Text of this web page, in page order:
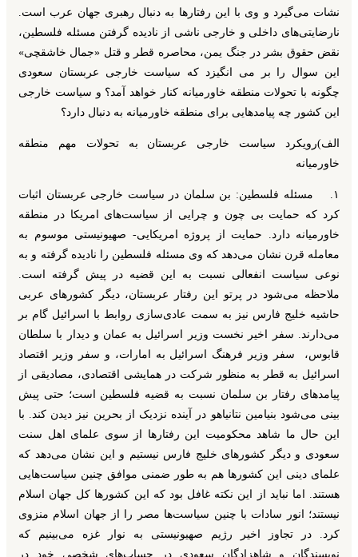
نشات می‌گیرد و وی با این رفتارها به دنبال رهبری جهان عرب است.
نارضایتی‌های داخلی و خارجی ناشی از نادیده گرفتن مسئله فلسطین،
نقض حقوق بشر در جنگ یمن، محاصره قطر و قتل «جمال خاشقچی»
این سوال را بر می انگیزد که سیاست خارجی عربستان سعودی
چگونه با تحولات منطقه خاورمیانه کنار خواهد آمد؟ و سیاست خارجی
این کشور چه پیامدهایی برای منطقه خاورمیانه به دنبال دارد؟
الف)رویکرد سیاست خارجی عربستان به تحولات مهم منطقه
خاورمیانه
۱.
مسئله فلسطین: بن سلمان در سیاست خارجی عربستان اثبات
کرد که حمایت بی چون و چرایی از سیاست‌های امریکا در منطقه
خاورمیانه دارد. حمایت از پروژه امریکایی- صهیونیستی موسوم به
معامله قرن نشان می‌دهد که وی مسئله فلسطین را نادیده گرفته و به
نوعی سیاست انفعالی نسبت به این قضیه در پیش گرفته است.
ملاحظه می‌شود در پرتو این رفتار عربستان، دیگر کشورهای عربی
حاشیه خلیج فارس نیز به سمت عادی‌سازی روابط با اسرائیل گام بر
می‌دارند. سفر اخیر نخست وزیر اسرائیل به عمان و دیدار با سلطان
قابوس، سفر وزیر فرهنگ اسرائیل به امارات، و سفر وزیر اقتصاد
اسرائیل به قطر به منظور شرکت در همایشی اقتصادی، مصادیقی از
پیامدهای رفتار بن سلمان نسبت به قضیه فلسطین است؛ حتی پیش
بینی می‌شود بنیامین نتانیاهو در آینده نزدیک از بحرین نیز دیدن کند. با
این حال ما شاهد محکومیت این رفتارها از سوی علمای اهل سنت
سعودی و دیگر کشورهای خلیج فارس نیستیم و این نشان می‌دهد که
علمای دینی این کشورها هم به طور ضمنی موافق چنین سیاست‌هایی
هستند. اما نباید از این نکته غافل بود که این کشورها کل جهان اسلام
نیستند؛ انور سادات با چنین سیاست‌ها مصر را از جهان اسلام منزوی
کرد. در تجاوز اخیر رژیم صهیونیستی به نوار غزه می‌بینیم که
نویسندگان و شاهزادگان سعودی در حساب‌های شخصی خود در